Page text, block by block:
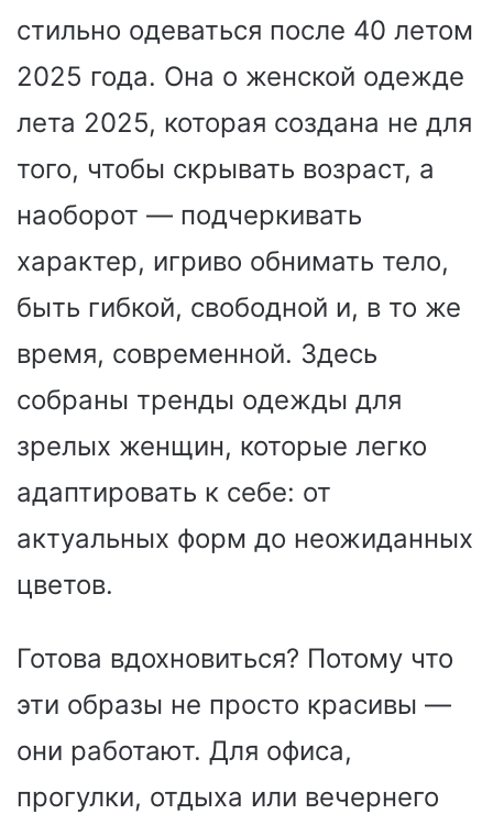
стильно одеваться после 40 летом
2025 года. Она о женской одежде
лета 2025, которая создана не для
того, чтобы скрывать возраст, а
наоборот — подчеркивать
характер, игриво обнимать тело,
быть гибкой, свободной и, в то же
время, современной. Здесь
собраны тренды одежды для
зрелых женщин, которые легко
адаптировать к себе: от
актуальных форм до неожиданных
цветов.
Готова вдохновиться? Потому что
эти образы не просто красивы —
они работают. Для офиса,
прогулки, отдыха или вечернего